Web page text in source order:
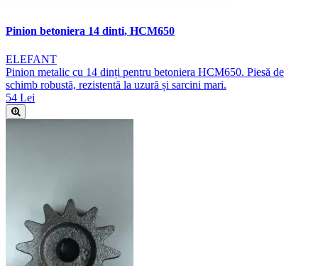
Pinion betoniera 14 dinti, HCM650
ELEFANT
Pinion metalic cu 14 dinți pentru betoniera HCM650. Piesă de
schimb robustă, rezistentă la uzură și sarcini mari.
54 Lei